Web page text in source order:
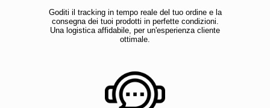
Goditi il tracking in tempo reale del tuo ordine e la
consegna dei tuoi prodotti in perfette condizioni.
Una logistica affidabile, per un'esperienza cliente
ottimale.